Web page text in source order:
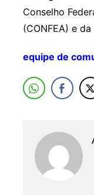
Conselho
(CONFEA) e da
equipe de